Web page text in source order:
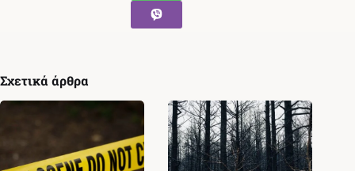
Σχετικά άρθρα